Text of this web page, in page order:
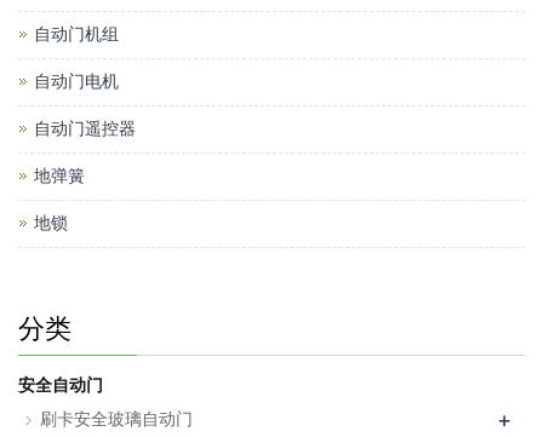
自动门机组
自动门电机
自动门遥控器
地弹簧
地锁
分类
安全自动门
刷卡安全玻璃自动门
+